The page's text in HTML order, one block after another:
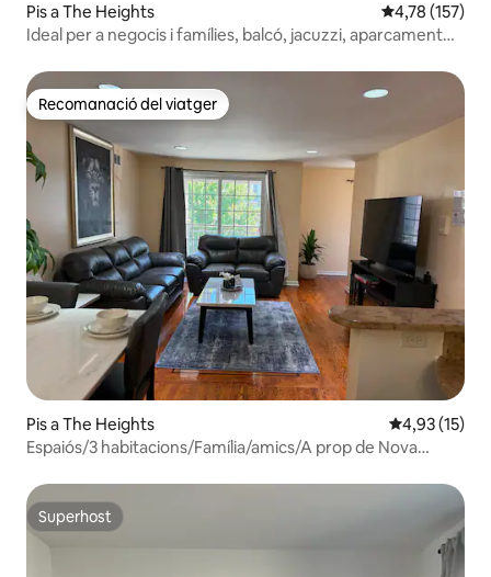
Pis a The Heights 4,78 de
4,78 (157)
Ideal per a negocis i famílies, balcó, jacuzzi, aparcament
Recomanació del viatger
Recomanació del viatger
Pis a The Heights 4,93 de
4,93 (15)
Espaiós/3 habitacions/Família/amics/A prop de Nova
Superhost
Superhost